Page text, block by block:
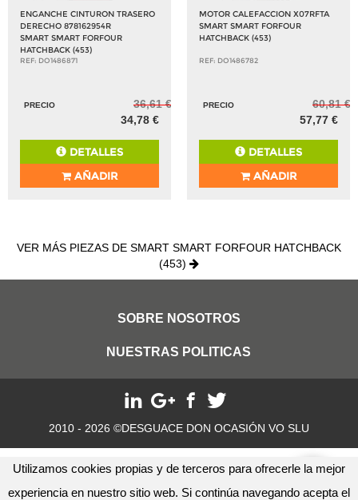
Utilizamos cookies propias y de terceros para ofrecerle la mejor
experiencia en nuestro sitio web. Si continúa navegando acepta el
ENGANCHE CINTURON TRASERO
DERECHO 878162954R
SMART SMART FORFOUR
HATCHBACK (453)
REF: DO1486871
PRECIO
36,61 €
34,78 €
DETALLES
AÑADIR
MOTOR CALEFACCION X07RFTA
SMART SMART FORFOUR
HATCHBACK (453)
REF: DO1486782
PRECIO
60,81 €
57,77 €
DETALLES
AÑADIR
VER MÁS PIEZAS DE SMART SMART FORFOUR HATCHBACK
(453)
SOBRE NOSOTROS
NUESTRAS POLITICAS
2010 - 2026 ©DESGUACE DON OCASIÓN VO SLU